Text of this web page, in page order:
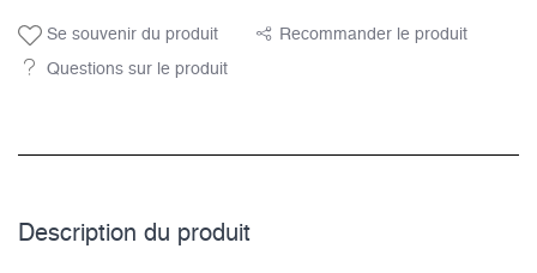
Se souvenir du produit Recommander le produit
Questions sur le produit
Description du­ produit